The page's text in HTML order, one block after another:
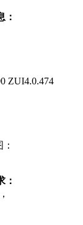
：
ZUI4.0.474
：